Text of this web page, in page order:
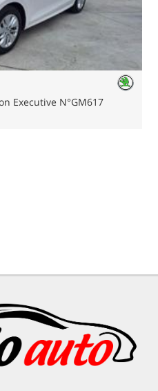
Executive N°GM617